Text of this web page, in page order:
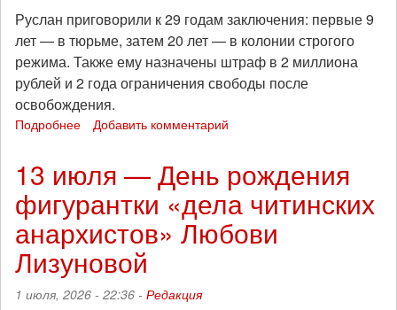
Руслан приговорили к 29 годам заключения: первые 9
лет — в тюрьме, затем 20 лет — в колонии строгого
режима. Также ему назначены штраф в 2 миллиона
рублей и 2 года ограничения свободы после
освобождения.
Подробнее
утвердил
анархисту
Руслану
Сидики:
29
заключения
Добавить комментарий
13 июля — День рождения
фигурантки «дела читинских
анархистов» Любови
Лизуновой
1 июля, 2026 - 22:36 - Редакция